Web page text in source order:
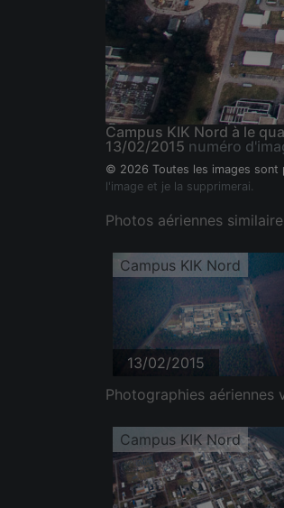
Campus KIK Nord à le
13/02/2015 numéro
© 2026 Toutes les images sont
l'image et je la supprimerai.
Photos aériennes
Campus KIK Nord
13/02/2015
Photographies aériennes
Campus KIK Nord